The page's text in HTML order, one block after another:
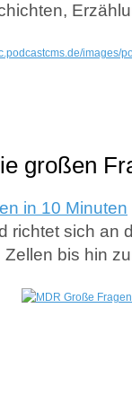
großen
in 10 Minuten
richtet sich an
bis hin